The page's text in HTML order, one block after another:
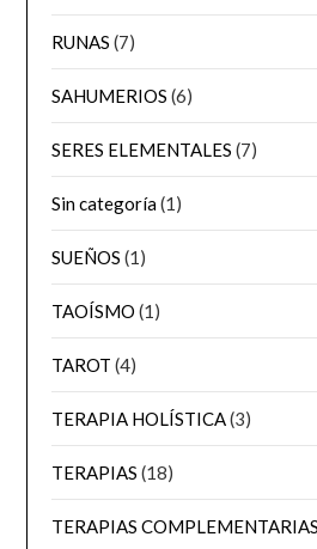
RUNAS (7)
SAHUMERIOS (6)
SERES ELEMENTALES (7)
Sin categoría(1)
SUEÑOS (1)
TAOÍSMO (1)
TAROT (4)
TERAPIA HOLÍSTICA(3)
TERAPIAS (18)
TERAPIAS COMPLEMENTARIAS